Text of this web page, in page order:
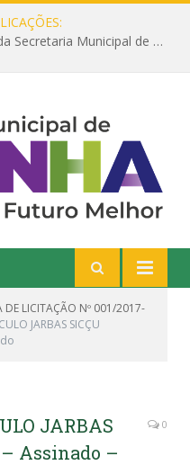
Prefeitura de Prainha, por meio da Secretaria Municipal de Educação, abre 354 vagas na área da Educação para 2025 com processo seletivo simplificado
DE LICITAÇÃO Nº 001/2017-
JARBAS SICÇU
JARBAS
– Assinado –
0